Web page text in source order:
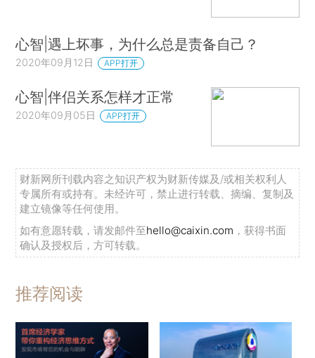
心智|遇上坏事，为什么总是责备自己？
2020年09月12日 APP打开
心智|伴侣关系怎样才正常
2020年09月05日 APP打开
财新网所刊载内容之知识产权为财新传媒及/或相关权利人
专属所有或持有。未经许可，禁止进行转载、摘编、复制及
建立镜像等任何使用。
如有意愿转载，请发邮件至hello@caixin.com ，获得书面
确认及授权后，方可转载。
推荐阅读